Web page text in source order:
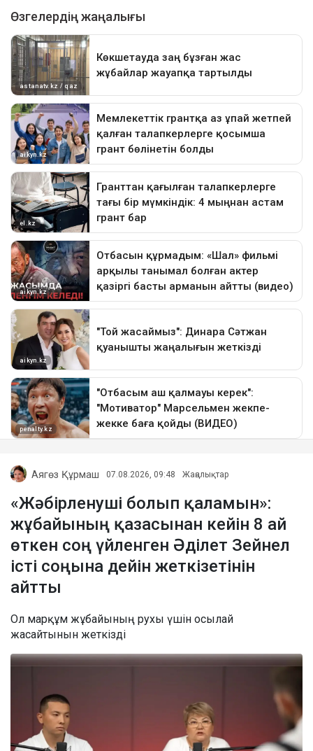
Аягөз Құрмаш 07.08.2026, 09:48 Жаңалықтар
«Жәбірленуші болып қаламын»:
жұбайының қазасынан кейін 8 ай
өткен соң үйленген Әділет Зейнел
істі соңына дейін жеткізетінін
айтты
Ол марқұм жұбайының рухы үшін осылай
жасайтынын жеткізді